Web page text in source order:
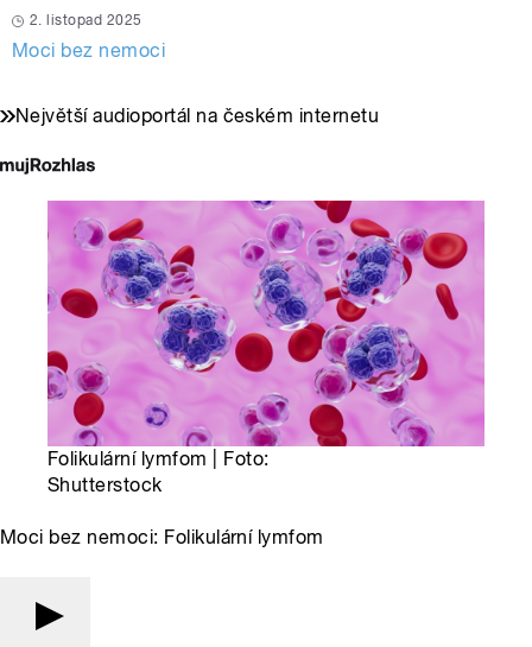
2. listopad 2025
Moci bez nemoci
Největší audioportál na českém internetu
Folikulární lymfom | Foto:
Shutterstock
Moci bez nemoci: Folikulární lymfom